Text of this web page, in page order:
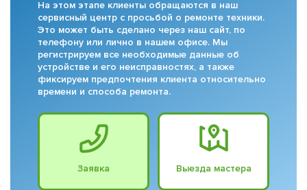
На этом этапе клиенты обращаются в наш
сервисный центр с просьбой о ремонте техники.
Это может быть сделано через наш сайт, по
телефону или лично в нашем офисе. Мы
регистрируем все необходимые данные об
устройстве и его неисправностях, а также
фиксируем предпочтения клиента относительно
времени и способа ремонта.
Заявка Выезда мастера